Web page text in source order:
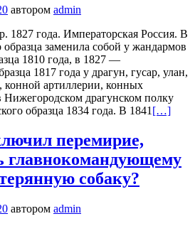
автором admin
1827 года. Императорская Россия. В
образца заменила собой у жандармов
1810 года, в 1827 —
1817 года у драгун, гусар, улан,
конной артиллерии, конных
драгунском полку
образца 1834 года. В 1841 […]
перемирие,
главнокомандующему
собаку?
автором admin